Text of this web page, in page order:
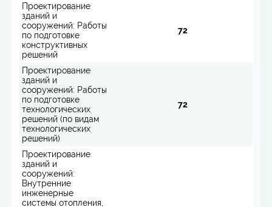
Проектирование
зданий и
сооружений: Работы
по подготовке
конструктивных
решений
72
Проектирование
зданий и
сооружений: Работы
по подготовке
технологических
решений (по видам
технологических
решений)
72
Проектирование
зданий и
сооружений:
Внутренние
инженерные
системы отопления,